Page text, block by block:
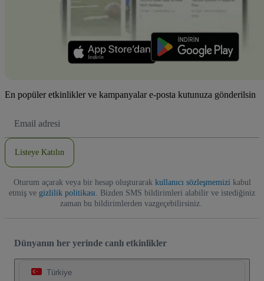
En popüler etkinlikler ve kampanyalar e-posta kutunuza gönderilsin
posta
Listeye Katılın
Oturum açarak veya bir hesap oluşturarak kullanıcı sözleşmemizikabul
etmiş ve gizlilik politikası. Bizden SMS bildirimleri alabilir ve istediğiniz
zaman bu bildirimlerden vazgeçebilirsiniz.
Dünyanın her yerinde canlı etkinlikler
Türkiye